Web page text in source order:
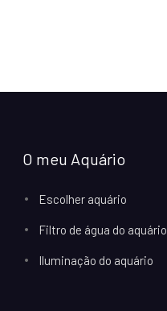
O meu Aquário
Escolher aquário
Filtro de água do aquário
Iluminação do aquário